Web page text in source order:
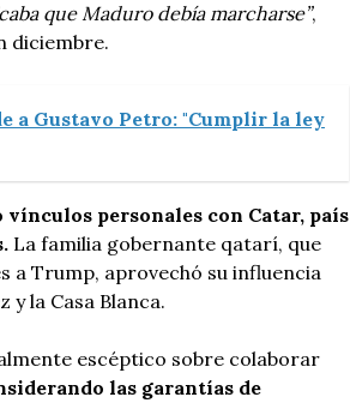
que Maduro debía marcharse”,
diciembre.
a Gustavo Petro: "Cumplir la ley
personales con Catar, país
La familia gobernante qatarí, que
a Trump, aprovechó su influencia
la Casa Blanca.
escéptico sobre colaborar
las garantías de